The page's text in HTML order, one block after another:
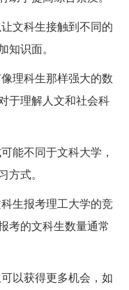
文科生接触到不同的
识面。
理科生那样强大的数
于理解人文和社会科
能不同于文科大学，
式。
生报考理工大学的竞
考的文科生数量通常
以获得更多机会，如